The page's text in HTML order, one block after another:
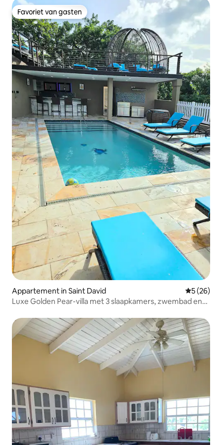
Favoriet van gasten
Favoriet van gasten
Appartement in Saint David
5 (26)
Luxe Golden Pear-villa met 3 slaapkamers, zwembad en